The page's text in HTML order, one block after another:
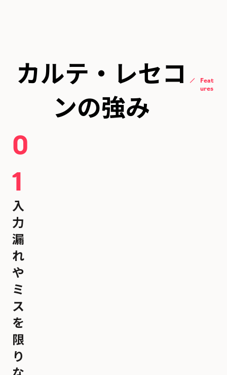
カルテ・レセコ
ンの強み
Feat
ures
0
1
入
力
漏
れ
や
ミ
ス
を
限
り